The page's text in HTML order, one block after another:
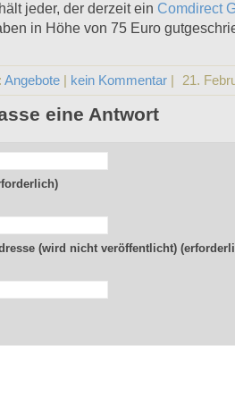
jeder, der derzeit ein Comdirect
in Höhe von 75 Euro
Angebote | kein Kommentar | 21.
eine Antwort
(wird nicht veröffentlicht)